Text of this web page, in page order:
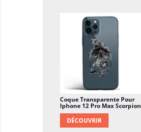
Coque Transparente Pour
Iphone 12 Pro Max Scorpion
DÉCOUVRIR